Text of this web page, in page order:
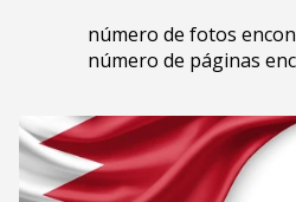
número de fotos
número de páginas